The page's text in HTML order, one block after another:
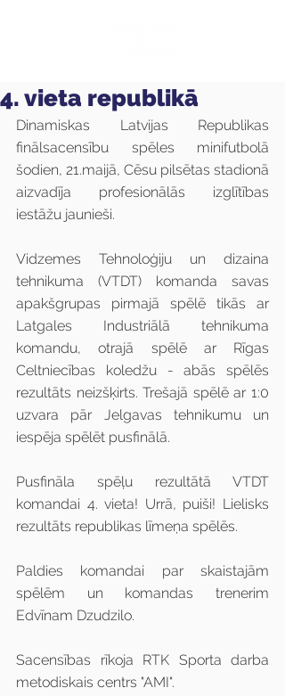
4. vieta republikā
Dinamiskas Latvijas Republikas
finālsacensību spēles minifutbolā
šodien, 21.maijā, Cēsu pilsētas stadionā
aizvadīja profesionālās izglītības
iestāžu jaunieši.
Vidzemes Tehnoloģiju un dizaina
tehnikuma (VTDT) komanda savas
apakšgrupas pirmajā spēlē tikās ar
Latgales Industriālā tehnikuma
komandu, otrajā spēlē ar Rīgas
Celtniecības koledžu - abās spēlēs
rezultāts neizšķirts. Trešajā spēlē ar 1:0
uzvara pār Jelgavas tehnikumu un
iespēja spēlēt pusfinālā.
Pusfināla spēļu rezultātā VTDT
komandai 4. vieta! Urrā, puiši! Lielisks
rezultāts republikas līmeņa spēlēs.
Paldies komandai par skaistajām
spēlēm un komandas trenerim
Edvīnam Dzudzilo.
Sacensības rīkoja RTK Sporta darba
metodiskais centrs "AMI".